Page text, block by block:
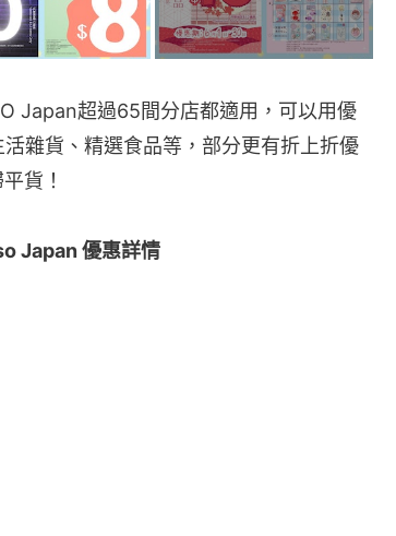
Japan超過65間分店都適用，可以用優
雜貨、精選食品等，部分更有折上折優
貨！
Japan 優惠詳情